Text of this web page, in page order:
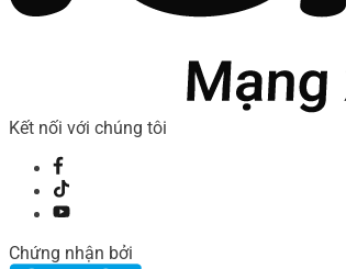
Kết nối với chúng tôi
Chứng nhận bởi